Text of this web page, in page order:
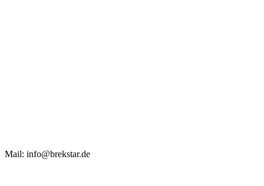
Mail: info@brekstar.de